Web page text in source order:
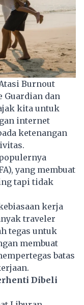
Burnout
Guardian dan
kita untuk
internet
ketenangan
yang membuat
tapi tidak
kerja
traveler
tegas untuk
membuat
batas
Dibeli